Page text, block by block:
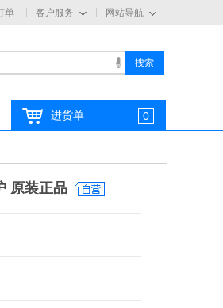
网站导航
客户服务
单
进货单 0
原装正品